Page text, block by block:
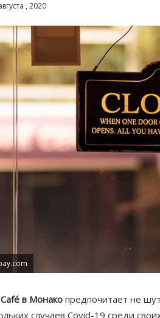
, 2020
в Монако предпочитает не
случаев Covid-19 среди